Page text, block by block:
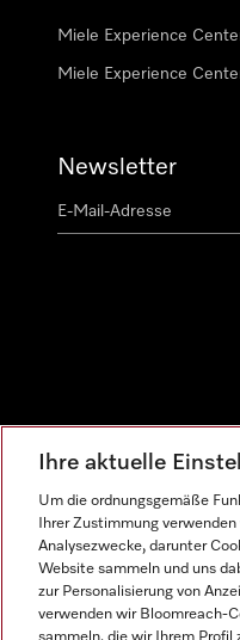
Miele Experience
Miele Experience
Newsletter
Ihre aktuelle
Um die ordnungsgemäße
Ihrer Zustimmung
Analysezwecke, darunter
Website sammeln und uns
zur Personalisierung von
verwenden wir Bloomreach-